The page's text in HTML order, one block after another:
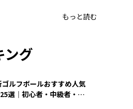
もっと読む
ング
ルフボールおすすめ人気
選｜初心者・中級者・上